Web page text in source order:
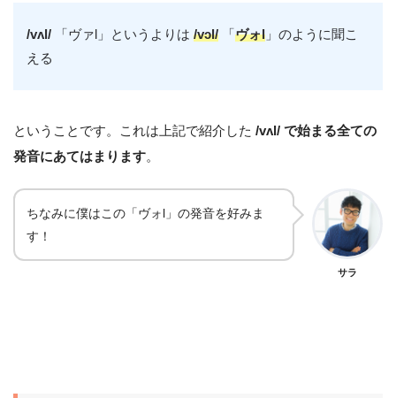
/vʌl/ 「ヴァl」というよりは/vɔl/ 「ヴォl 」のように聞こ
える
ということです。これは上記で紹介した /vʌl/ で始まる全ての
発音にあてはまります。
ちなみに僕はこの「ヴォl」の発音を好みま
す！
サラ